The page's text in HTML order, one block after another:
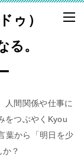
ゥ）
る。
人間関係や仕事に
をつぶやくKyou
葉から「明日を少
？